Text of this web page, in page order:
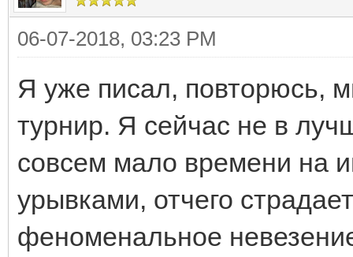
06-07-2018, 03:23 PM
Я уже писал, повторюсь,
турнир. Я сейчас не в
совсем мало времени на
урывками, отчего
феноменальное